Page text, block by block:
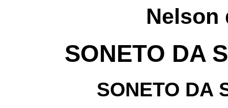
Nelson
SONETO DA
SONETO DA